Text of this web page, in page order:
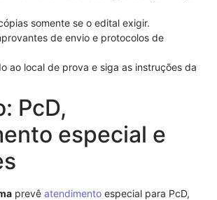
somente se o edital exigir.
de envio e protocolos de
ao local de prova e siga as instruções da
PcD,
especial e
prevê atendimento especial para PcD,